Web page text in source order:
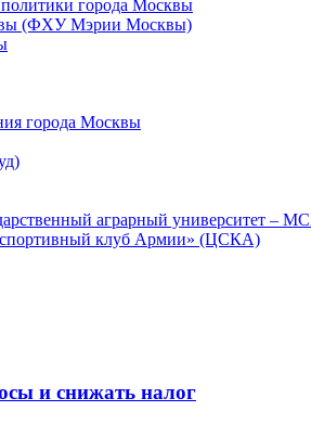
и снижать налог